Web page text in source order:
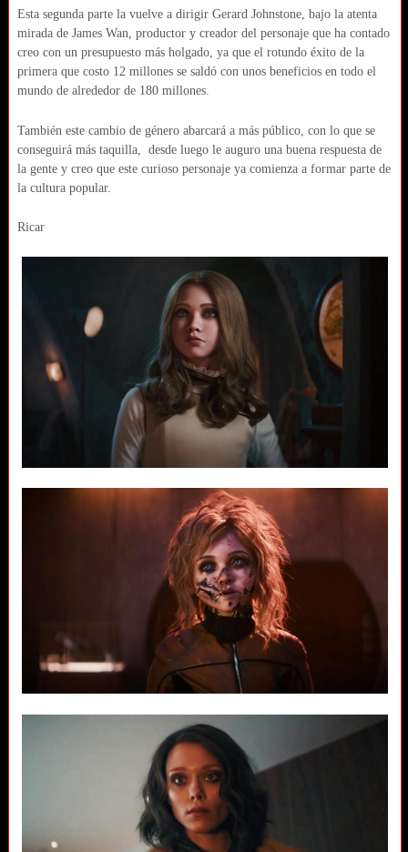
Esta segunda parte la vuelve a dirigir Gerard Johnstone, bajo la atenta
mirada de James Wan, productor y creador del personaje que ha contado
creo con un presupuesto más holgado, ya que el rotundo éxito de la
primera que costo 12 millones se saldó con unos beneficios en todo el
mundo de alrededor de 180 millones.
También este cambio de género abarcará a más público, con lo que se
conseguirá más taquilla, desde luego le auguro una buena respuesta de
la gente y creo que este curioso personaje ya comienza a formar parte de
la cultura popular.
Ricar